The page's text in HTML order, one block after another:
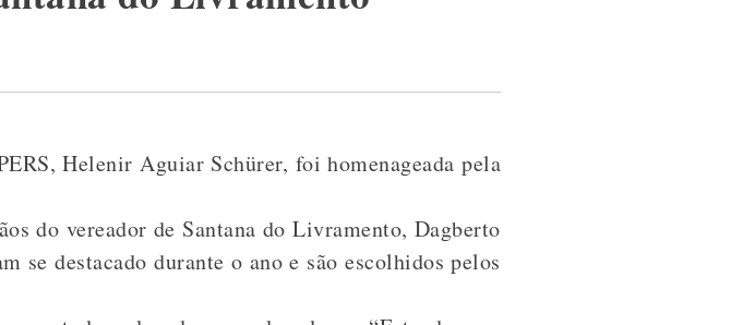
Helenir Aguiar Schürer, foi homenageada pela
do vereador de Santana do Livramento, Dagberto
se destacado durante o ano e são escolhidos pelos